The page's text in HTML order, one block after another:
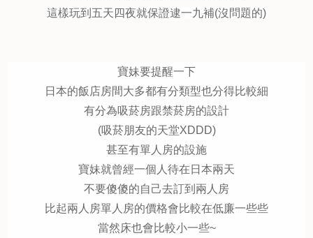
這樣玩到五天四夜就保證逮一九補(沒問題的)
寶妹要提醒一下
日本的飯店房間大多都有分類型也分得比較細
有分為吸菸房跟禁菸房的設計
(吸菸朋友的天堂XDDD)
甚至有單人房的設施
寶妹就曾經一個人待在日本兩天
不要傻傻的自己去訂到兩人房
比起兩人房單人房的價格會比較在低廉一些些
當然床也會比較小一些~